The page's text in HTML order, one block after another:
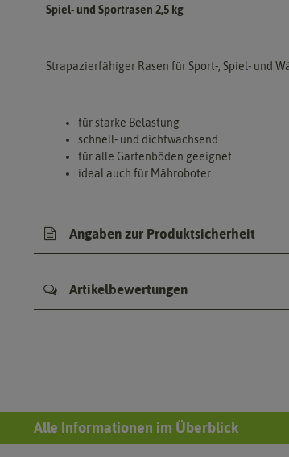
Spiel- und Sportrasen 2,5 kg
Strapazierfähiger Rasen für Sport-, Spiel- und
für starke Belastung
schnell- und dichtwachsend
für alle Gartenböden geeignet
ideal auch für Mähroboter
Angaben zur Produktsicherheit
Artikelbewertungen
Alle Informationen im Überblick